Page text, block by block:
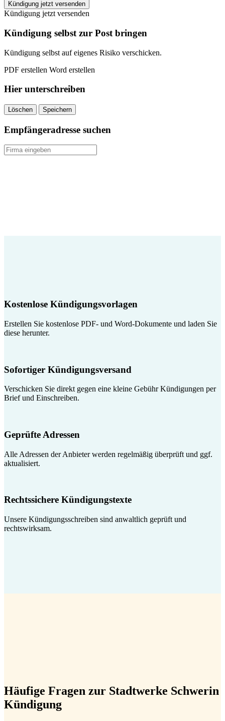
Stadtwerke
Schwerin
kündigen
quantity
Kündigung jetzt versenden
Kündigung jetzt versenden
Kündigung selbst zur Post bringen
Kündigung selbst auf eigenes Risiko verschicken.
PDF erstellen Word erstellen
Hier unterschreiben
Löschen Speichern
Empfängeradresse suchen
Kostenlose Kündigungsvorlagen
Erstellen Sie kostenlose PDF- und Word-Dokumente und laden Sie
diese herunter.
Sofortiger Kündigungsversand
Verschicken Sie direkt gegen eine kleine Gebühr Kündigungen per
Brief und Einschreiben.
Geprüfte Adressen
Alle Adressen der Anbieter werden regelmäßig überprüft und ggf.
aktualisiert.
Rechtssichere Kündigungstexte
Unsere Kündigungsschreiben sind anwaltlich geprüft und
rechtswirksam.
Häufige Fragen zur Stadtwerke Schwerin
Kündigung